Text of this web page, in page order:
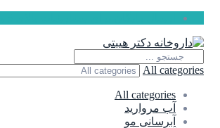
All categories
All categories
آب مروارید
آبرسانی مو